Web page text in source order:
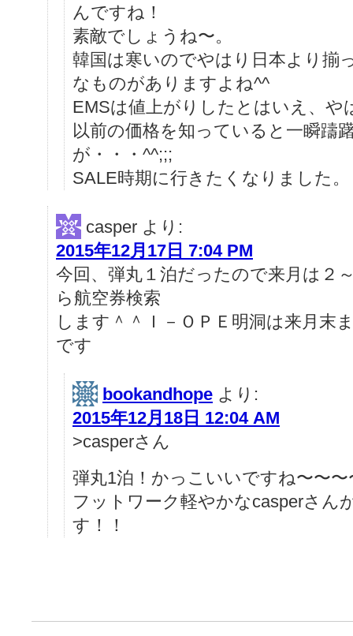
んですね！
素敵でしょうね〜。
韓国は寒いのでやはり日本より揃
なものがありますよね^^
EMSは値上がりしたとはいえ、や
以前の価格を知っていると一瞬躊
が・・・^^;;;
SALE時期に行きたくなりました。
casper より:
2015年12月17日 7:04 PM
今回、弾丸１泊だったので来月は２
ら航空券検索
します＾＾Ｉ－ＯＰＥ明洞は来月末
です
bookandhope より:
2015年12月18日 12:04 AM
>casperさん
弾丸1泊！かっこいいですね〜〜〜
フットワーク軽やかなcasperさん
す！！